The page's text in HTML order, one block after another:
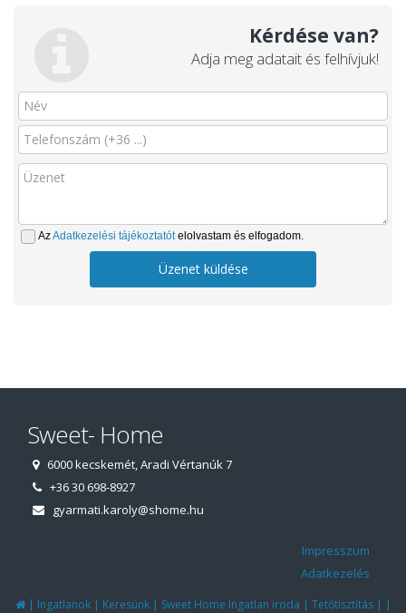
Kérdése van?
Adja meg adatait és felhívjuk!
AzAdatkezelési tájékoztatótelolvastam és elfogadom.
Üzenet küldése
Sweet- Home
6000 kecskemét, Aradi Vértanúk 7
+36 30 698-8927
gyarmati.karoly@shome.hu
Impresszum
Adatkezelés
| Ingatlanok| Keresünk| Sweet Home Ingatlan iroda | Tetőtisztítás| |